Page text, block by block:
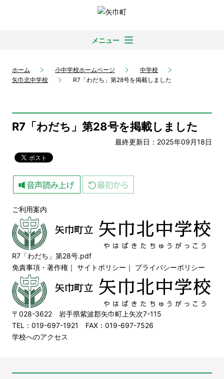
メニュー
ホーム 小中学校ホームページ
中学校
矢巾北中学校
R7「わだち」第28号を掲載しました
R7「わだち」第28号を掲載しました
最終更新日：2025年09月18日
ご利用案内
R7「わだち」第28号.pdf
免責事項・著作権 ｜ サイトポリシー ｜ プライバシーポリシー
〒028-3622 岩手県紫波郡矢巾町上矢次7-115
TEL：019-697-1921 FAX：019-697-7526
学校へのアクセス